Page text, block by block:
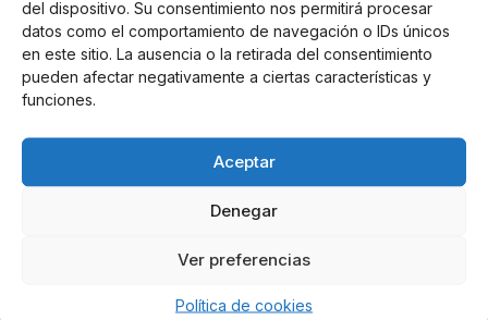
del dispositivo. Su consentimiento nos permitirá procesar
datos como el comportamiento de navegación o IDs únicos
en este sitio. La ausencia o la retirada del consentimiento
pueden afectar negativamente a ciertas características y
funciones.
Aceptar
Denegar
Ver preferencias
Política de cookies
ser buena persona"(RK)
Noticias relacionadas
Online Casino
Mejores Cripto Casinos Online en
Colombia 2025: Bitcoin Casinos
Mejores Casinos Online con Bitcoin y
Criptomonedas en Argentina 2025